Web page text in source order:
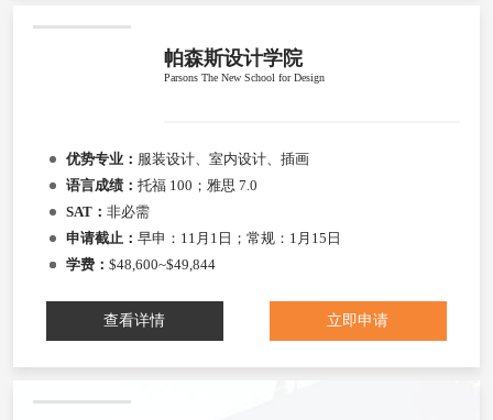
帕森斯设计学院
Parsons The New School for Design
优势专业： 服装设计、室内设计、插画
语言成绩： 托福 100；雅思 7.0
SAT： 非必需
申请截止： 早申：11月1日；常规：1月15日
学费： $48,600~$49,844
查看详情 立即申请